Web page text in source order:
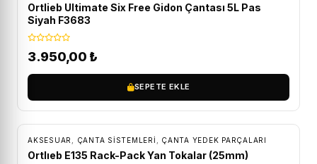
Ortlieb Ultimate Six Free Gidon Çantası 5L Pas
Siyah F3683
3.950,00 ₺
SEPETE EKLE
AKSESUAR ÇANTA SISTEMLERI ÇANTA YEDEK PARÇALARI
Ortlıeb E135 Rack-Pack Yan Tokalar (25mm)